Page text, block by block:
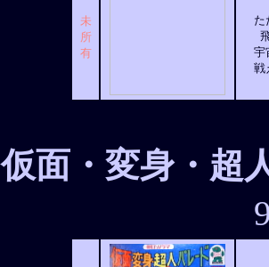
未
所
有
た
宇
戦
仮面・変身・超